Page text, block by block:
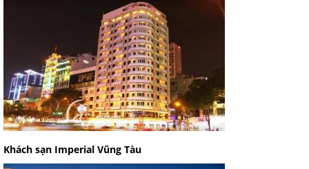
Khách sạn Imperial Vũng Tàu